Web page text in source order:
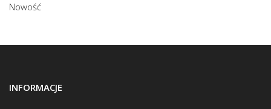
Nowość
INFORMACJE